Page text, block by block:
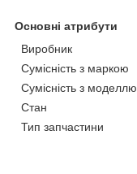
Основні атрибути
Виробник
Сумісність з маркою
Сумісність з моделлю
Стан
Тип запчастини